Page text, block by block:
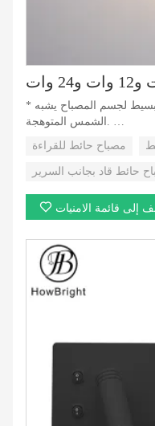
* التصميم الدائري البسيط ولكن غير البسيط لجسم المصباح يشبه
مصباح حائط للقراءة
حائط قاد بجانب السرير
إلى قائمة الامنيات